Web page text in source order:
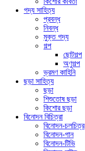
গদ্য সাহিত্য
প্রবন্ধ
নিবন্ধ
মুক্ত গদ্য
গল্প
ছোটগল্প
অণুগল্প
ভ্রমণ কাহিনি
ছড়া সাহিত্য
ছড়া
শিশুতোষ ছড়া
কিশোর ছড়া
বিনোদন বিচিত্রা
বিনোদন-চলচিত্র
বিনোদন-গান
বিনোদন-টিভি